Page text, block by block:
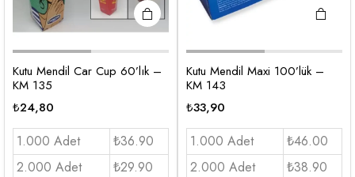
Kutu Mendil Car Cup 60’lık –
KM 135
₺24,80
1.000 Adet
₺36.90
2.000 Adet
₺29.90
Kutu Mendil Maxi 100’lük –
KM 143
₺33,90
1.000 Adet
₺46.00
2.000 Adet
₺38.90